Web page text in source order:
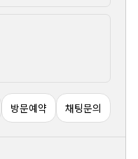
방문예약 채팅문의